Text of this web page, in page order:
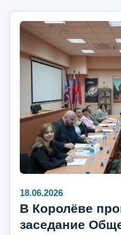
18.06.2026
В Королёве
заседание